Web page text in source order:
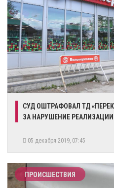
СУД ОШТРАФОВАЛ ТД
ЗА НАРУШЕНИЕ
05 декабря 2019, 07:45
ПРОИСШЕСТВИЯ